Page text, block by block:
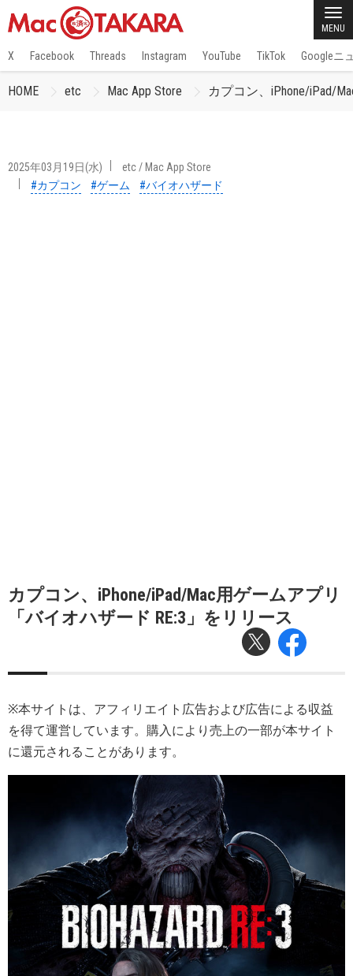
MENU
X Facebook Threads Instagram YouTube TikTok Googleニ
HOME etc Mac App Store カプコン、iPhone/iPad/
2025年03月19日(水) etc/ Mac App Store
#カプコン
#ゲーム #バイオハザード
カプコン、iPhone/iPad/Mac用ゲームアプリ
「バイオハザード RE:3」をリリース
※本サイトは、アフィリエイト広告および広告による収益
を得て運営しています。購入により売上の一部が本サイト
に還元されることがあります。